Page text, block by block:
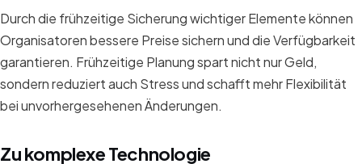
Durch die frühzeitige Sicherung wichtiger Elemente können
Organisatoren bessere Preise sichern und die Verfügbarkeit
garantieren. Frühzeitige Planung spart nicht nur Geld,
sondern reduziert auch Stress und schafft mehr Flexibilität
bei unvorhergesehenen Änderungen.
Zu komplexe Technologie